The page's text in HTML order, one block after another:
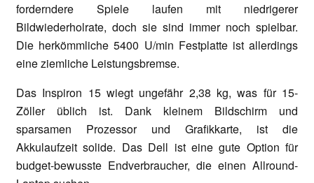
forderndere Spiele laufen mit niedrigerer
Bildwiederholrate, doch sie sind immer noch spielbar.
Die herkömmliche 5400 U/min Festplatte ist allerdings
eine ziemliche Leistungsbremse.
Das Inspiron 15 wiegt ungefähr 2,38 kg, was für 15-
Zöller üblich ist. Dank kleinem Bildschirm und
sparsamen Prozessor und Grafikkarte, ist die
Akkulaufzeit solide. Das Dell ist eine gute Option für
budget-bewusste Endverbraucher, die einen Allround-